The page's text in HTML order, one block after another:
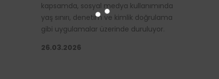
kapsamda, sosyal medya kullanımında
yaş sınırı, denetim ve kimlik doğrulama
gibi uygulamalar üzerinde duruluyor.
26.03.2026